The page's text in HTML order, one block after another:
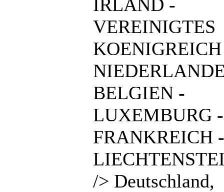
IRLAND -
VEREINIGTES
BELGIEN -
LUXEMBURG -
FRANKREICH -
/> Deutschland,